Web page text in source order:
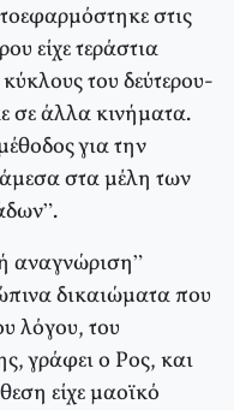
στις
είχε τεράστια
του δεύτερου-
σε άλλα κινήματα.
για την
στα μέλη των
αναγνώριση”
δικαιώματα που
λόγου, του
γράφει ο Ρος, και
είχε μαοϊκό